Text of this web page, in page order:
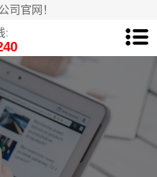
司官网！
: